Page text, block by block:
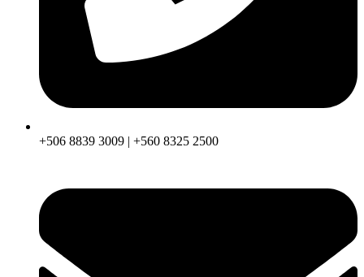
+506 8839 3009 | +560 8325 2500